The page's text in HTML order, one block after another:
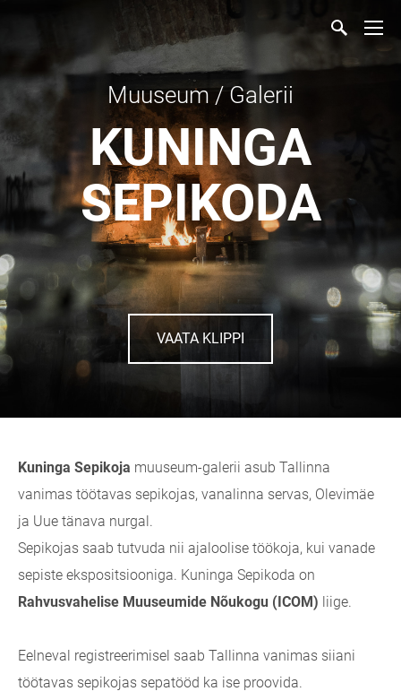
Muuseum / Galerii
KUNINGA
SEPIKODA
VAATA KLIPPI
Kuninga Sepikoja muuseum-galerii asub Tallinna
vanimas töötavas sepikojas, vanalinna servas, Olevimäe
ja Uue tänava nurgal.
Sepikojas saab tutvuda nii ajaloolise töökoja, kui vanade
sepiste ekspositsiooniga. Kuninga Sepikoda on
Rahvusvahelise Muuseumide Nõukogu (ICOM) liige.
Eelneval registreerimisel saab Tallinna vanimas siiani
töötavas sepikojas sepatööd ka ise proovida.